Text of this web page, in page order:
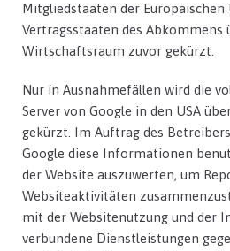
Mitgliedstaaten der
Vertragsstaaten des Abkommens
Wirtschaftsraum zuvor gekürzt.
Nur in Ausnahmefällen wird die
Server von Google in den USA
gekürzt. Im Auftrag des
Google diese Informationen
der Website auszuwerten, um
Websiteaktivitäten
mit der Websitenutzung und der
verbundene Dienstleistungen